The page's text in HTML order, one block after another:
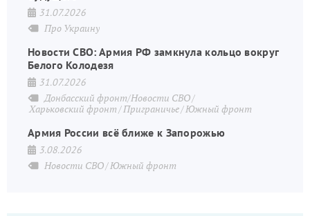
31.07.2026
Про Украину
Новости СВО: Армия РФ замкнула кольцо вокруг
Белого Колодезя
31.07.2026
Донбасский фронт/Новости СВО
Харьковский фронт Приграничье Южный фронт
Армия России всё ближе к Запорожью
3.08.2026
Новости СВО Южный фронт